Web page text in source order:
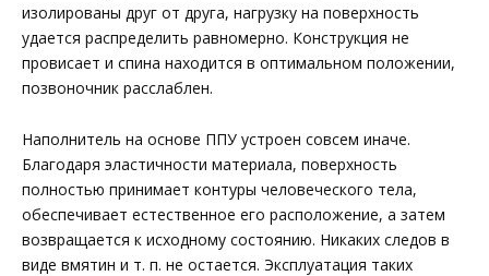
изолированы друг от друга, нагрузку на поверхность
удается распределить равномерно. Конструкция не
провисает и спина находится в оптимальном положении,
позвоночник расслаблен.
Наполнитель на основе ППУ устроен совсем иначе.
Благодаря эластичности материала, поверхность
полностью принимает контуры человеческого тела,
обеспечивает естественное его расположение, а затем
возвращается к исходному состоянию. Никаких следов в
виде вмятин и т. п. не остается. Эксплуатация таких